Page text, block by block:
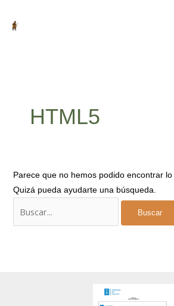
HTML5
Parece que no hemos podido encontrar
Quizá pueda ayudarte una búsqueda.
por: